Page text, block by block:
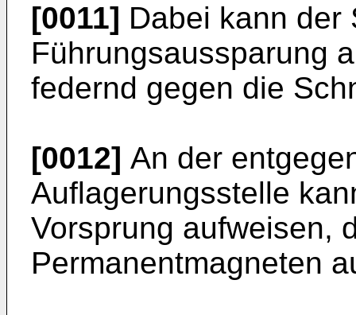
[0011] Dabei kann der
Führungsaussparung
federnd gegen die
[0012] An der
Auflagerungsstelle
Vorsprung aufweisen,
Permanentmagneten